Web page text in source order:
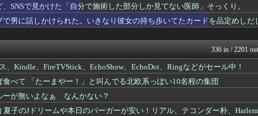
。因みに先輩20代、お客様は大抵50オー...
衝撃体験！アン
いく
育児板拾い読み
れていた20万が消えたらしく泥棒扱いされ...
衝撃体験！アン
ターのトイレに侵入した男（49）を逮捕
気団談
良いね！」→母「みんな聞いて！ヒントは花...
修羅場ハザード
ある？
育児板拾い読み
ックリ。義両親は新興宗教大嫌いな人たちな...
鬼女の宅配便 - 修
だが嫁が子供を作れない体だと知ったので離...
浮気ちゃんねる
は都市伝説だと思ってたが、現実に生息する...
おうち速報
菓子が店の味。けどカレーの野菜はぽきぽき...
修羅場ライフ速
SNSで見かけた「自分で施術した部分しか見てない医師」そっくり。
で男に話しかけられた。いきなり彼女の持ち歩いてたカードを品定めし
336 in / 2201 out
、Kindle、FireTVStick、EchoShow、EchoDot、Ringなどがセール中！
べて 「たーまやー！」と叫んでる北欧系っぽい10名程の集団
ーが無いよなぁ なんかない？
夏子のJドリームや本日のバーガーが安い！リアル、テコンダー朴、